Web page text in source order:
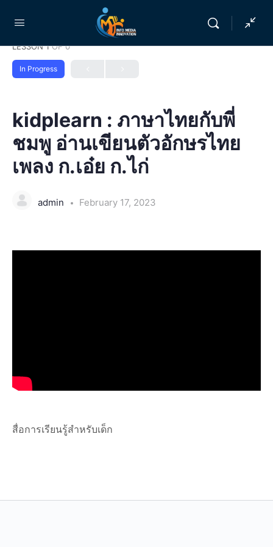
LESSON 1OF 0
In Progress
kidplearn : ภาษาไทยกับพี่
ชมพู อ่านเขียนตัวอักษรไทย
เพลง ก.เอ๋ย ก.ไก่
admin February 17, 2023
สื่อการเรียนรู้สำหรับเด็ก